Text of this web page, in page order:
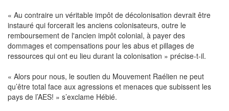
« Au contraire un véritable impôt de décolonisation devrait être
instauré qui forcerait les anciens colonisateurs, outre le
remboursement de l'ancien impôt colonial, à payer des
dommages et compensations pour les abus et pillages de
ressources qui ont eu lieu durant la colonisation » précise-t-il.
« Alors pour nous, le soutien du Mouvement Raélien ne peut
qu’être total face aux agressions et menaces que subissent les
pays de l’AES! » s’exclame Hébié.